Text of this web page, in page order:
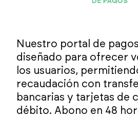
Nuestro portal de
diseñado para ofrecer
los usuarios,
recaudación con
bancarias y tarjetas de
débito. Abono en 48